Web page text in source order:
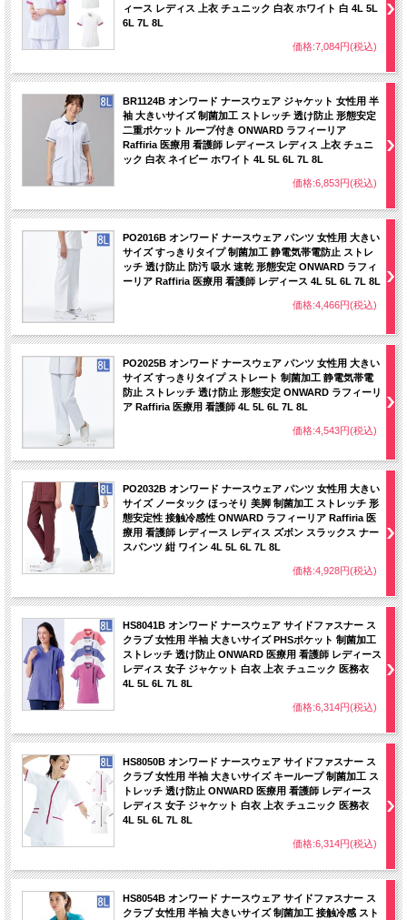
ィース レディス 上衣 チュニック 白衣 ホワイト 白 4L 5L
6L 7L 8L
価格:7,084円(税込)
BR1124B オンワード ナースウェア ジャケット 女性用 半
袖 大きいサイズ 制菌加工 ストレッチ 透け防止 形態安定
二重ポケット ループ付き ONWARD ラフィーリア
Raffiria 医療用 看護師 レディース レディス 上衣 チュニ
ック 白衣 ネイビー ホワイト 4L 5L 6L 7L 8L
価格:6,853円(税込)
PO2016B オンワード ナースウェア パンツ 女性用 大きい
サイズ すっきりタイプ 制菌加工 静電気帯電防止 ストレ
ッチ 透け防止 防汚 吸水 速乾 形態安定 ONWARD ラフィ
ーリア Raffiria 医療用 看護師 レディース 4L 5L 6L 7L 8L
価格:4,466円(税込)
PO2025B オンワード ナースウェア パンツ 女性用 大きい
サイズ すっきりタイプ ストレート 制菌加工 静電気帯電
防止 ストレッチ 透け防止 形態安定 ONWARD ラフィーリ
ア Raffiria 医療用 看護師 4L 5L 6L 7L 8L
価格:4,543円(税込)
PO2032B オンワード ナースウェア パンツ 女性用 大きい
サイズ ノータック ほっそり 美脚 制菌加工 ストレッチ 形
態安定性 接触冷感性 ONWARD ラフィーリア Raffiria 医
療用 看護師 レディース レディス ズボン スラックス ナー
スパンツ 紺 ワイン 4L 5L 6L 7L 8L
価格:4,928円(税込)
HS8041B オンワード ナースウェア サイドファスナー ス
クラブ 女性用 半袖 大きいサイズ PHSポケット 制菌加工
ストレッチ 透け防止 ONWARD 医療用 看護師 レディース
レディス 女子 ジャケット 白衣 上衣 チュニック 医務衣
4L 5L 6L 7L 8L
価格:6,314円(税込)
HS8050B オンワード ナースウェア サイドファスナー ス
クラブ 女性用 半袖 大きいサイズ キーループ 制菌加工 ス
トレッチ 透け防止 ONWARD 医療用 看護師 レディース
レディス 女子 ジャケット 白衣 上衣 チュニック 医務衣
4L 5L 6L 7L 8L
価格:6,314円(税込)
HS8054B オンワード ナースウェア サイドファスナー ス
クラブ 女性用 半袖 大きいサイズ 制菌加工 接触冷感 スト